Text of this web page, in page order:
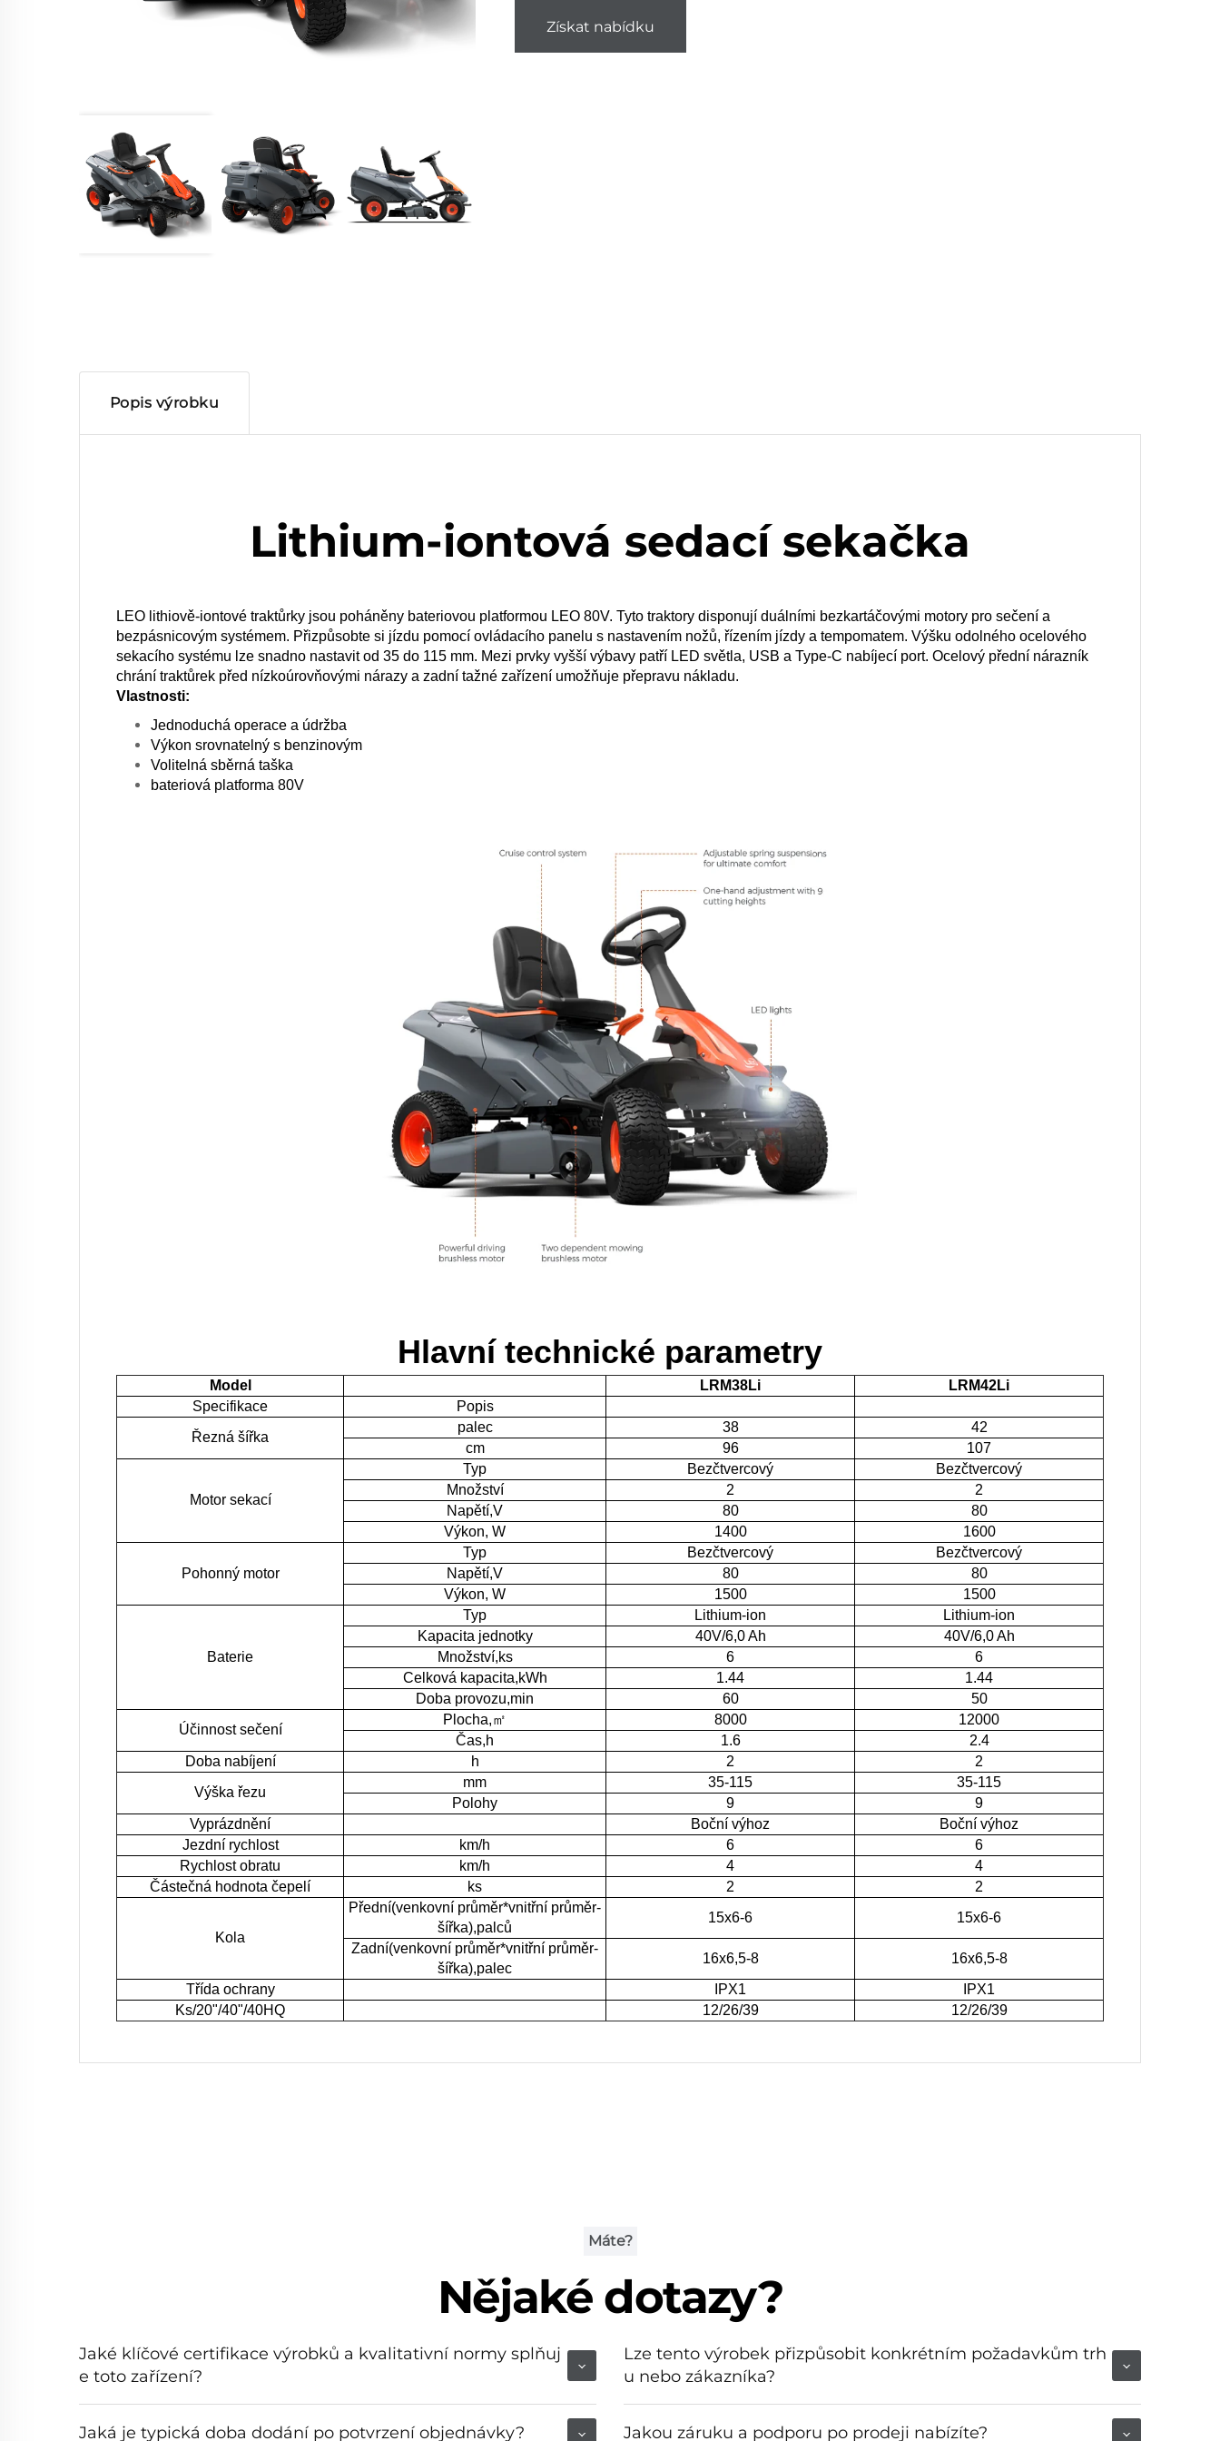
Získat nabídku
Popis výrobku
Lithium-iontová sedací sekačka
LEO lithiově-iontové traktůrky jsou poháněny bateriovou platformou LEO 80V. Tyto traktory disponují duálními bezkartáčovými motory pro sečení a
bezpásnicovým systémem. Přizpůsobte si jízdu pomocí ovládacího panelu s nastavením nožů, řízením jízdy a tempomatem. Výšku odolného ocelového
sekacího systému lze snadno nastavit od 35 do 115 mm. Mezi prvky vyšší výbavy patří LED světla, USB a Type-C nabíjecí port. Ocelový přední nárazník
chrání traktůrek před nízkoúrovňovými nárazy a zadní tažné zařízení umožňuje přepravu nákladu.
Vlastnosti:
Jednoduchá operace a údržba
Výkon srovnatelný s benzinovým
Volitelná sběrná taška
bateriová platforma 80V
Hlavní technické parametry
Model LRM38Li
LRM42Li
Specifikace
Popis
Řezná šířka
palec 38
42
cm
96 107
Motor sekací
Typ Bezčtvercový
Bezčtvercový
Množství
2
2
Napětí,V
80
80
Výkon, W
1400 1600
Pohonný motor
Typ Bezčtvercový
Bezčtvercový
Napětí,V
80
80
Výkon, W
1500 1500
Baterie
Typ Lithium-ion
Lithium-ion
Kapacita jednotky
40V/6,0 Ah
40V/6,0 Ah
Množství,ks
6
6
Celková kapacita,kWh
1.44
1.44
Doba provozu,min
60
50
Účinnost sečení
Plocha,㎡ 8000
12000
Čas,h
1.6
2.4
Doba nabíjení
h 2
2
Výška řezu
mm 35-115
35-115
Polohy
9
9
Vyprázdnění
Boční výhoz
Boční výhoz
Jezdní rychlost
km/h 6
6
Rychlost obratu
km/h 4
4
Částečná hodnota čepelí
ks 2 2
Kola
Přední(venkovní průměr*vnitřní průměr-
šířka),palců
15x6-6
15x6-6
Zadní(venkovní průměr*vnitřní průměr-
šířka),palec
16x6,5-8
16x6,5-8
Třída ochrany
IPX1
IPX1
Ks/20"/40"/40HQ
12/26/39 12/26/39
Máte?
Nějaké dotazy?
Jaké klíčové certifikace výrobků a kvalitativní normy splňuj
e toto zařízení?
Jaká je typická doba dodání po potvrzení objednávky?
Lze tento výrobek přizpůsobit konkrétním požadavkům trh
u nebo zákazníka?
Jakou záruku a podporu po prodeji nabízíte?